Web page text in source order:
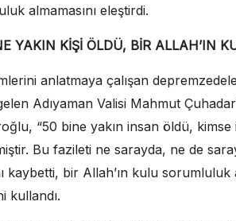
almamasını eleştirdi.
YAKIN KİŞİ ÖLDÜ, BİR ALLAH’IN
anlatmaya çalışan
Adıyaman Valisi Mahmut
“50 bine yakın insan öldü,
Bu fazileti ne sarayda, ne de
kaybetti, bir Allah’ın kulu
kullandı.